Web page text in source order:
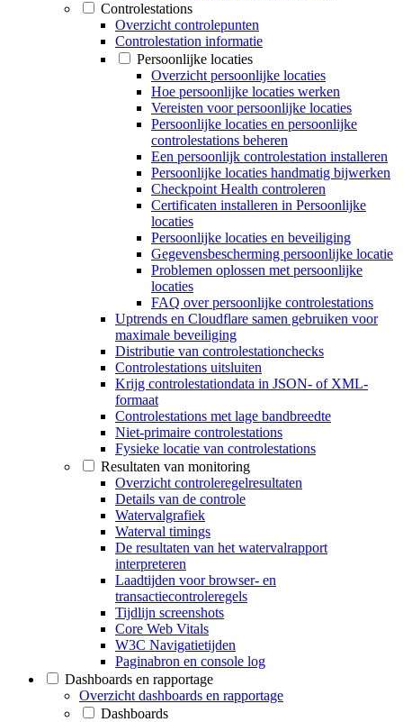
Controlestations
Overzicht controlepunten
Controlestation informatie
Persoonlijke locaties
Overzicht persoonlijke locaties
Hoe persoonlijke locaties werken
Vereisten voor persoonlijke locaties
Persoonlijke locaties en persoonlijke
controlestations beheren
Een persoonlijk controlestation installeren
Persoonlijke locaties handmatig bijwerken
Checkpoint Health controleren
Certificaten installeren in Persoonlijke
locaties
Persoonlijke locaties en beveiliging
Gegevensbescherming persoonlijke locatie
Problemen oplossen met persoonlijke
locaties
FAQ over persoonlijke controlestations
Uptrends en Cloudflare samen gebruiken voor
maximale beveiliging
Distributie van controlestationchecks
Controlestations uitsluiten
Krijg controlestationdata in JSON- of XML-
formaat
Controlestations met lage bandbreedte
Niet-primaire controlestations
Fysieke locatie van controlestations
Resultaten van monitoring
Overzicht controleregelresultaten
Details van de controle
Watervalgrafiek
Waterval timings
De resultaten van het watervalrapport
interpreteren
Laadtijden voor browser- en
transactiecontroleregels
Tijdlijn screenshots
Core Web Vitals
W3C Navigatietijden
Paginabron en console log
Dashboards en rapportage
Overzicht dashboards en rapportage
Dashboards